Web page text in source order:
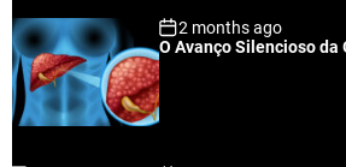
2 months ago
O Avanço Silencioso da